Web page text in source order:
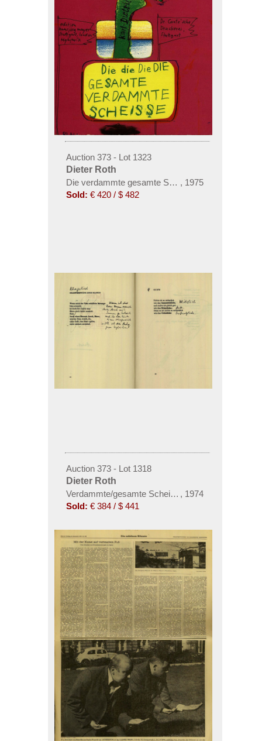
Auction 373 - Lot 1323
Dieter Roth
Die verdammte gesamte Scheisse/Kacke, 3 Tle.,
, 1975
Sold: € 420 / $ 482
Auction 373 - Lot 1318
Dieter Roth
Verdammte/gesamte Scheiße, 2 Tle. (Olw). 1974
, 1974
Sold: € 384 / $ 441